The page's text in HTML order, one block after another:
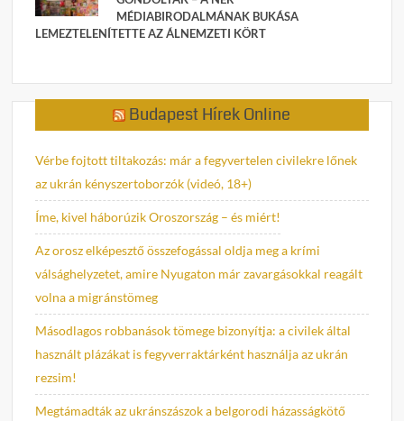
MÉDIABIRODALMÁNAK BUKÁSA
LEMEZTELENÍTETTE AZ ÁLNEMZETI KÖRT
Budapest Hírek Online
Vérbe fojtott tiltakozás: már a fegyvertelen civilekre lőnek
az ukrán kényszertoborzók (videó, 18+)
Íme, kivel háborúzik Oroszország – és miért!
Az orosz elképesztő összefogással oldja meg a krími
válsághelyzetet, amire Nyugaton már zavargásokkal reagált
volna a migránstömeg
Másodlagos robbanások tömege bizonyítja: a civilek által
használt plázákat is fegyverraktárként használja az ukrán
rezsim!
Megtámadták az ukránszászok a belgorodi házasságkötő